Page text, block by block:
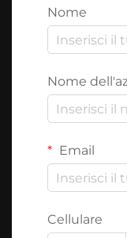
Nome
Nome
Email
Cellulare